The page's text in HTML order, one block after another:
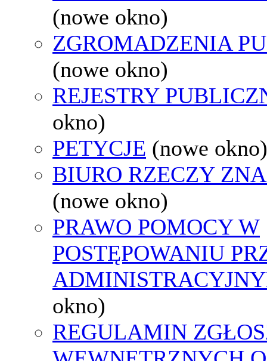
(nowe okno)
ZGROMADZENIA
(nowe okno)
REJESTRY
okno)
PETYCJE (nowe okno)
BIURO RZECZY
(nowe okno)
PRAWO POMOCY W
POSTĘPOWANIU
okno)
REGULAMIN